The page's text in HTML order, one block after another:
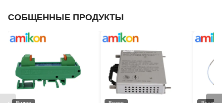
СОБЩЕННЫЕ ПРОДУКТЫ